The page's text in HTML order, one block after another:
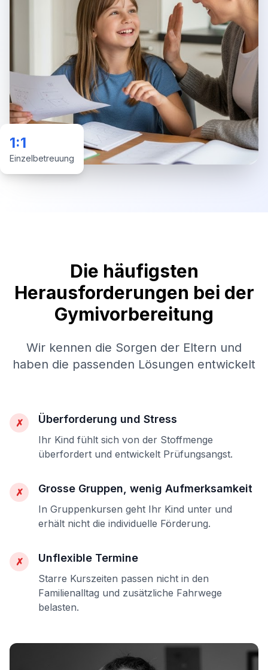
1:1
Einzelbetreuung
Die häufigsten
Herausforderungen bei der
Gymivorbereitung
Wir kennen die Sorgen der Eltern und
haben die passenden Lösungen entwickelt
✗ Überforderung und Stress
Ihr Kind fühlt sich von der Stoffmenge
überfordert und entwickelt Prüfungsangst.
✗ Grosse Gruppen, wenig Aufmerksamkeit
In Gruppenkursen geht Ihr Kind unter und
erhält nicht die individuelle Förderung.
✗ Unflexible Termine
Starre Kurszeiten passen nicht in den
Familienalltag und zusätzliche Fahrwege
belasten.